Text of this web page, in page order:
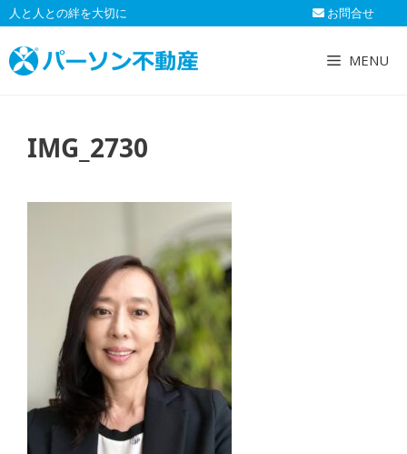
コ
ン
テ
ン
人と人との絆を大切に お問合せ
MENU
IMG_2730